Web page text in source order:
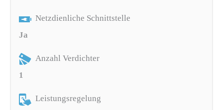
Netzdienliche Schnittstelle
Ja
Anzahl Verdichter
1
Leistungsregelung